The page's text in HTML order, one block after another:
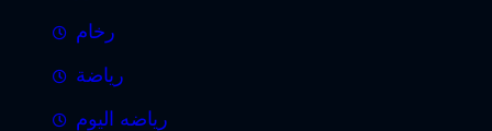
رخام
رياضة
رياضه اليوم